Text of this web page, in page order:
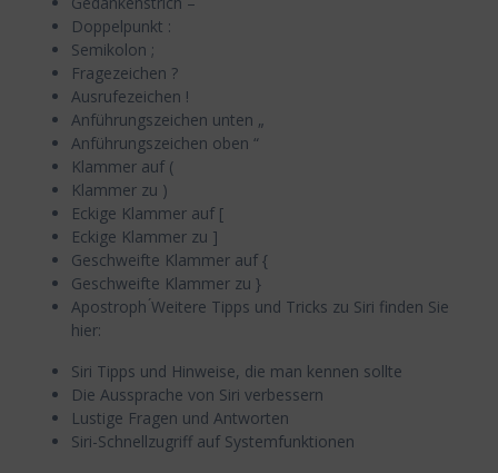
Doppelpunkt :
Semikolon ;
Fragezeichen ?
Ausrufezeichen !
Anführungszeichen unten „
Anführungszeichen oben “
Klammer auf (
Klammer zu )
Eckige Klammer auf [
Eckige Klammer zu ]
Geschweifte Klammer auf {
Geschweifte Klammer zu }
Apostroph ́Weitere Tipps und Tricks zu Siri finden Sie
hier:
Siri Tipps und Hinweise, die man kennen sollte
Die Aussprache von Siri verbessern
Lustige Fragen und Antworten
Siri-Schnellzugriff auf Systemfunktionen